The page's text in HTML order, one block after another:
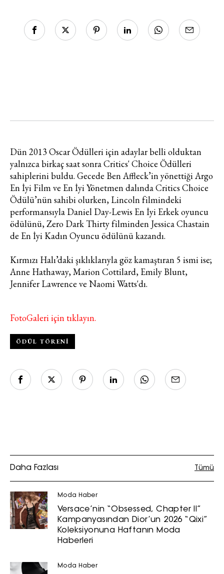
Moda dünyasında neler oluyor? Yeni
fikirler, öne çıkan koleksiyonlar, en
haberdar olmak için haftalık e-
bültenimize kaydolun.
Dün 2013 Oscar Ödülleri için adaylar belli olduktan
yalnızca birkaç saat sonra Critics' Choice Ödülleri
sahiplerini buldu. Gecede Ben Affleck’in yönettiği Argo
En İyi Film ve En İyi Yönetmen dalında Critics Choice
Ödülü’nün sahibi olurken, Lincoln filmindeki
performansıyla Daniel Day-Lewis En İyi Erkek oyuncu
ödülünü, Zero Dark Thirty filminden Jessica Chastain
de En İyi Kadın Oyuncu ödülünü kazandı.
Kırmızı Halı’daki şıklıklarıyla göz kamaştıran 5 ismi ise;
Anne Hathaway, Marion Cottilard, Emily Blunt,
Jennifer Lawrence ve Naomi Watts'dı.
FotoGaleri için tıklayın.
ÖDÜL TÖRENI
Daha Fazlası Tümü
Moda Haber
Versace’nin “Obsessed, Chapter II”
Kampanyasından Dior’un 2026 “Qixi”
Koleksiyonuna Haftanın Moda
Haberleri
Moda Haber